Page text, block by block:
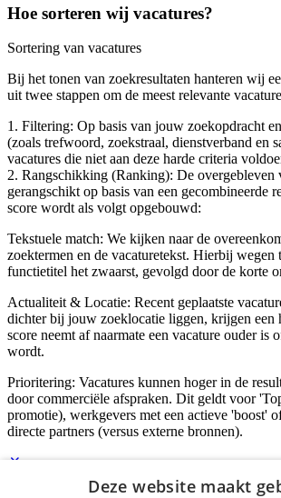
Hoe sorteren wij vacatures?
Sortering van vacatures
Bij het tonen van zoekresultaten hanteren wij
uit twee stappen om de meest relevante
1. Filtering: Op basis van jouw zoekopdracht
(zoals trefwoord, zoekstraal, dienstverband en
vacatures die niet aan deze harde criteria
2. Rangschikking (Ranking): De overgebleven
gerangschikt op basis van een gecombineerde
score wordt als volgt opgebouwd:
Tekstuele match: We kijken naar de
zoektermen en de vacaturetekst. Hierbij
functietitel het zwaarst, gevolgd door de korte
Actualiteit & Locatie: Recent geplaatste
dichter bij jouw zoeklocatie liggen, krijgen een
score neemt af naarmate een vacature ouder is
wordt.
Prioritering: Vacatures kunnen hoger in de
door commerciële afspraken. Dit geldt voor
promotie), werkgevers met een actieve 'boost'
directe partners (versus externe bronnen).
Deze website maakt